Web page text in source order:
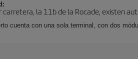
carretera, la 11b de la Rocade, existen
cuenta con una sola terminal, con dos